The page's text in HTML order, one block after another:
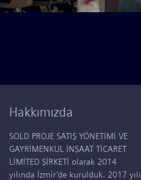
Hakkımızda
SOLD PROJE SATIŞ YÖNETİMİ VE
GAYRİMENKUL İNŞAAT TİCARET
LİMİTED ŞİRKETİ olarak 2014
yılında İzmir’de kurulduk. 2017 yılı